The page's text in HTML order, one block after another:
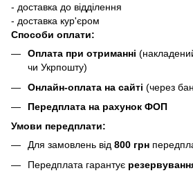
- доставка до відділення
- доставка кур'єром
Способи оплати:
Оплата при отриманні
чи Укрпошту)
Онлайн-оплата на сайті (через
Передплата на рахунок ФОП
Умови передплати:
Для замовлень від 800 грн
Передплата гарантує